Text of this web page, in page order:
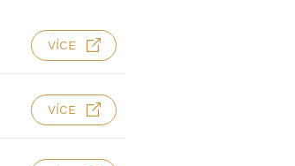
VÍCE
VÍCE